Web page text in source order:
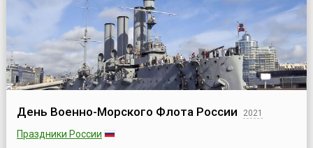
День Военно-Морского Флота России 2021
Праздники России